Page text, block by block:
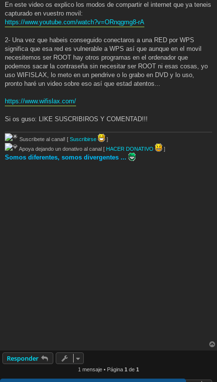
En este video os explico los modos de compartir el internet que ya teneis
capturado en vuestro movil:
https://www.youtube.com/watch?v=ORnqgmg8-rA
2- Una vez que habeis conseguido conectaros a una RED por WPS
significa que esa red es vulnerable a WPS así que aunque en el movil
necesitemos ser ROOT hay otros programas en el ordenador que
podemos sacar la contraseña sin necesitar ser ROOT ni esas cosas, yo
uso WIFISLAX, lo meto en un pendrive o lo grabo en DVD y lo uso,
pronto haré un video sobre eso así que estad atentos...
https://www.wifislax.com/
Si os guso: LIKE SUSCRIBIROS Y COMENTAD!!!
Suscribete al canal! [ Suscribirse
]
Apoya dejando un donativo al canal [ HACER DONATIVO ]
Somos diferentes, somos divergentes ...
Responder
1 mensaje • Página 1 de 1